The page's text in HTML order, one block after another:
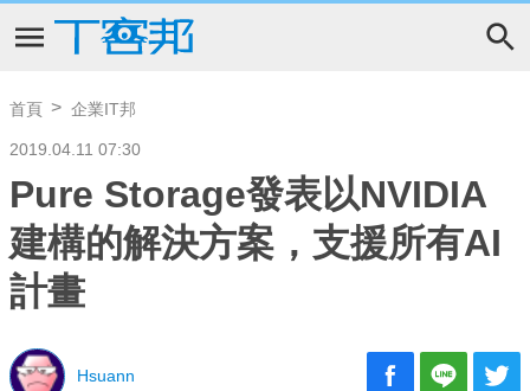
首頁 企業IT邦
2019.04.11 07:30
Pure Storage發表以NVIDIA
建構的解決方案，支援所有AI
計畫
Hsuann